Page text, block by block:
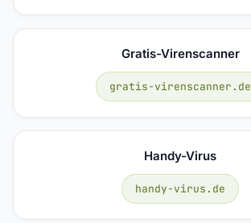
Gratis-Virenscanner
gratis-virenscanner.de
Handy-Virus
handy-virus.de